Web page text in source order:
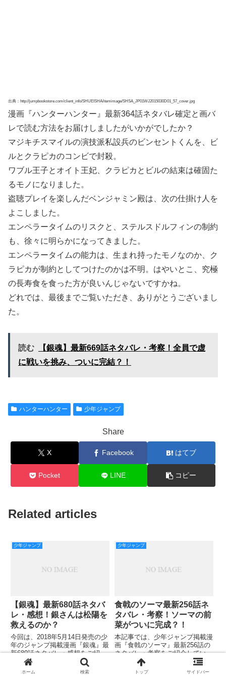
出典：http://jumpbookstore.com/client_info/SHUEISHA/itemimage/SHSA_JP01WJ2015030D01_57_cover.jpg
漫画『ハンターハンター』最新364話ネタバレ確定と画バ
レで読む方法をお届けしましたがいかがでしたか？
マジキチスマイルの演技派私設兵のビンセントくんを、ビ
ルとクラピカのコンビで封殺。
ワブル王子とオイト王妃、クラピカとビルの結束は確固た
るモノになりました。
盗聴プレイを楽しんだベンジャミン殿は、次の仕掛け人を
よこしました。
エンペラータイムのリスクと、ステルスドルフィンの制約
も、徐々に明らかになってきました。
エンペラータイムの能力は、生まれ持ったモノなのか、ク
ラピカが制約としてつけたのかは不明。はやいとこ、究極
の長寿食を食った方が良いんじゃないですかね。
どれでは、最後までご覧いただき、ありがとうございまし
た。
読む
【銀魂】最新669話ネタバレ・考察！全員で虚
に戦いを挑み、ついに完結？！
ハンターハンター 少年ジャンプ
Share
X Facebook はてブ
Pocket LINE コピー
Related articles
少年ジャンプ
【銀魂】最新680話ネタバ
レ・感想！銀さんは松陽を
救えるのか？
今回は、2018年5月14日発売の少
年のジャンプ掲載漫画『銀魂』最
新680話ネタバレ・感想をご紹介
していきます。 前回の679話での
あらすじは、空白の2年の回想シ
少年ジャンプ
食戟のソーマ最新256話ネ
タバレ・考察！ソーマの前
菜がついに完成？！
本記事では、少年ジャンプ掲載漫
画『食戟のソーマ』最新256話の
ネタバレ・考察をご紹介していき
ます！ 前回の255話では、司の葛
藤が描かれました。 竜胆だけは
ブラッククローバー ワンピース
ホーム 検索 トップ サイドバー